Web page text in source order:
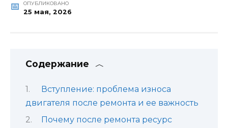
ОПУБЛИКОВАНО
25 мая, 2026
Содержание
Вступление: проблема износа
двигателя после ремонта и ее важность
Почему после ремонта ресурс